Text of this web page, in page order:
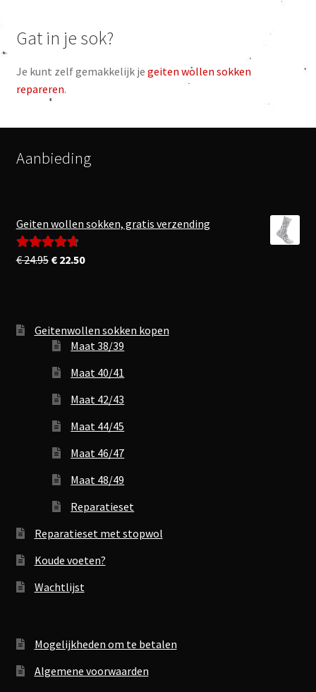
Gat in je sok?
Je kunt zelf gemakkelijk je geiten wollen sokken
repareren.
Aanbieding
Geiten wollen sokken, gratis verzending
Gewaardeerd
€24.95 Oorspronkelijke
€22.50Huidige
Geitenwollen sokken kopen
Maat 38/39
Maat 40/41
Maat 42/43
Maat 44/45
Maat 46/47
Maat 48/49
Reparatieset
Reparatieset met stopwol
Koude voeten?
Wachtlijst
Mogelijkheden om te betalen
Algemene voorwaarden